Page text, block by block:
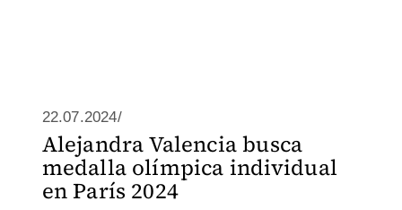
22.07.2024/
Alejandra Valencia busca
medalla olímpica individual
en París 2024